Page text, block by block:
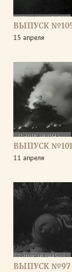
ВЫПУСК
15 апреля
ВЫПУСК №101
11 апреля
ВЫПУСК №97